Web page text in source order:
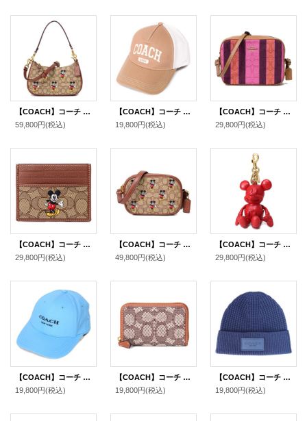
【COACH】コーチ ジャガード レザー シグネチャー ディズニー コラボ ミッキー テリ ロゴ 2way クロスボディ 斜め掛け ショルダー ハンド バッグ カーキ×レッドウッドマルチ（日本未発売）
59,800円(税込)
【COACH】コーチ キャップ 帽子 コットン メッシュ レザー ロゴ 1941 バーシティ トラッカー ハット ライトサドル〔日本未発売〕
19,800円(税込)
【COACH】コーチ ジャガード スムースレザー シグネチャー ストライプ ミニ カメラバッグ クロスボディ 斜め掛け ショルダーバッグ ピンク×バーガンディーマルチ（日本未発売）
29,800円(税込)
【COACH】コーチ ディズニー ミッキー コラボ ジャガード レザー シグネチャー スリム ID パスケース カードケース 定期入れ 名刺入れ カーキマルチ（日本未発売）
29,800円(税込)
【COACH】コーチ ジャガード レザー シグネチャー ディズニー コラボ ミッキーマウス カメラバッグ クロスボディー ショルダーバッグ カーキ×レッドウッドマルチ（日本未発売）
49,800円(税込)
【COACH】コーチ ディズニー ミッキーマウス コラボ ペブルレザー キーリング バッグチャーム キーホルダー エレクトリックレッド（日本未発売）
29,800円(税込)
【COACH】コーチ コットン シグネチャー ベースボール ハット ワンポイント ロゴ キャップ 帽子 プール〔日本未発売〕
19,800円(税込)
【COACH】コーチ カードケース ジャガード レザー シグネチャー エッセンシャル スモール ジップ アラウンド スクエア スリム コインケース ブラウンマルチ（日本未発売）
19,800円(税込)
【COACH】コーチ ウール ニット ロゴ ビーニー キャップ 帽子 ネイビー（日本未発売）
19,800円(税込)